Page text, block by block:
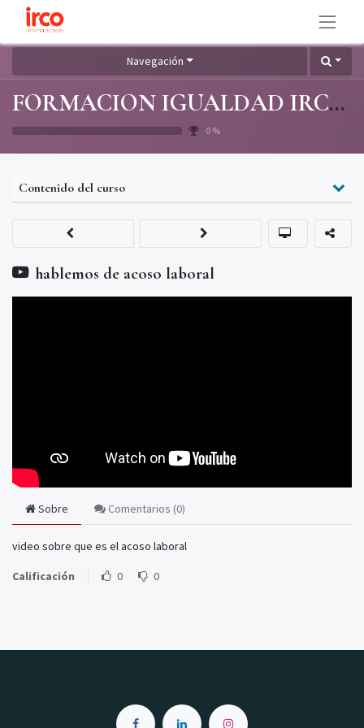
Navegación
FORMACION IGUALDAD IRCO SL 2025-26
0 %
Contenido del curso
hablemos de acoso laboral
Sobre Comentarios (0)
video sobre que es el acoso laboral
Calificación 0 0